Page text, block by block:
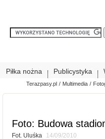
Piłka nożna Publicystyka
Terazpasy.pl / Multimedia /
Foto: Budowa
Fot. Uluśka 14/09/2010